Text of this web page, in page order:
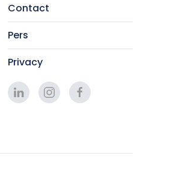
Contact
Pers
Privacy